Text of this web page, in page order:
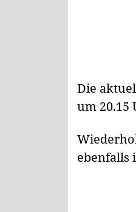
Die
um 20.15
ebenfalls